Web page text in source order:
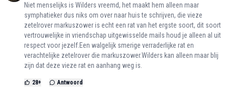
Niet menselijks is Wilders vreemd, het maakt hem alleen maar
symphatieker dus niks om over naar huis te schrijven, die vieze
zetelrover markuszower is echt een rat van het ergste soort, dit soort
vertrouwelijke in vriendschap uitgewisselde mails houd je alleen al uit
respect voor jezelf.Een walgelijk smerige verraderlijke rat en
verachtelijke zetelrover die markuszower.Wilders kan alleen maar blij
zijn dat deze vieze rat en aanhang weg is.
28+ Antwoord